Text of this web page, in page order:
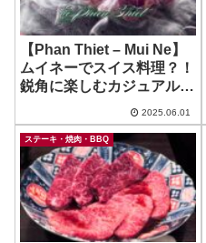
【Phan Thiet – Mui Ne】
ムイネーでスイス料理？！
鋭角に楽しむカジュアルダ
Restqurant
2025.06.01
ステーキ・焼肉・BBQ